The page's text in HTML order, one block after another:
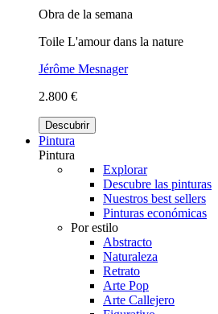
Obra de la semana
Toile L'amour dans la nature
Jérôme Mesnager
2.800 €
Descubrir
Pintura
Pintura
Explorar
Descubre las pinturas
Nuestros best sellers
Pinturas económicas
Por estilo
Abstracto
Naturaleza
Retrato
Arte Pop
Arte Callejero